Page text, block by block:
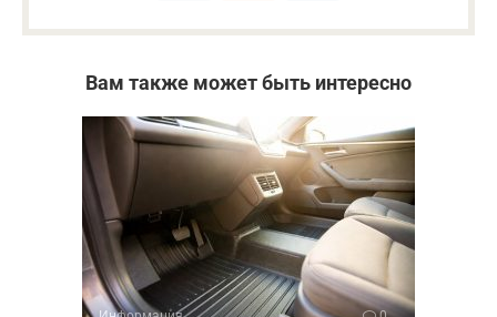
Вам также может быть интересно